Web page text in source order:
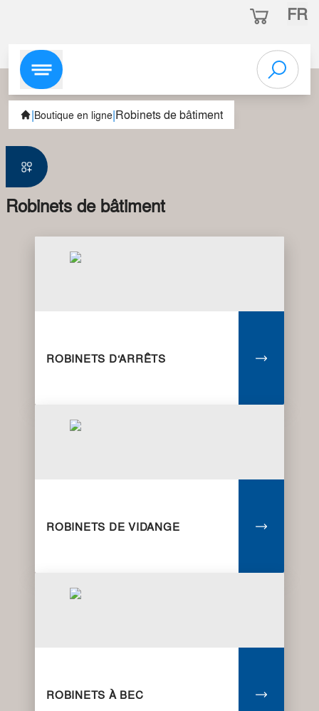
FR
|Boutique en ligne|Robinets de bâtiment
Robinets de bâtiment
ROBINETS D‘ARRÊTS
ROBINETS DE VIDANGE
ROBINETS À BEC